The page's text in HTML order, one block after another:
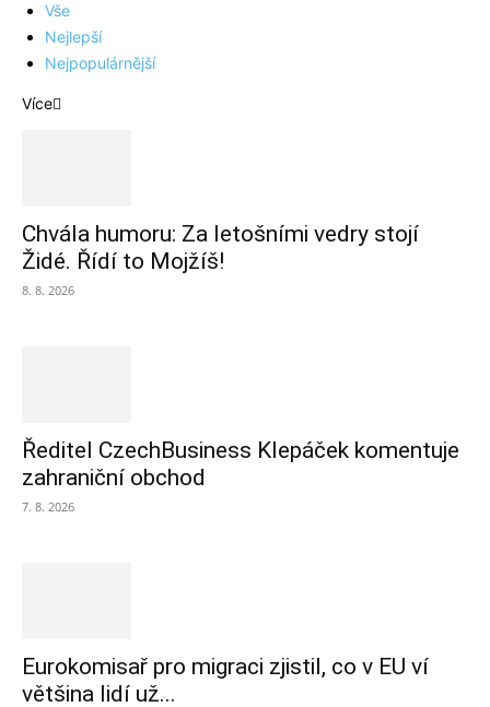
Vše
Nejlepší
Nejpopulárnější
Více
Chvála humoru: Za letošními vedry stojí
Židé. Řídí to Mojžíš!
8. 8. 2026
Ředitel CzechBusiness Klepáček komentuje
zahraniční obchod
7. 8. 2026
Eurokomisař pro migraci zjistil, co v EU ví
většina lidí už...